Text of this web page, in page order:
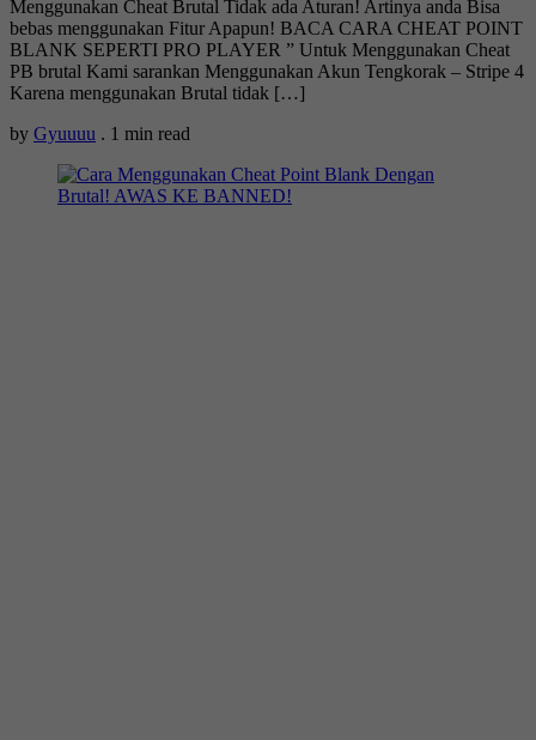
Menggunakan Cheat Brutal Tidak ada Aturan! Artinya anda Bisa
bebas menggunakan Fitur Apapun! BACA CARA CHEAT POINT
BLANK SEPERTI PRO PLAYER ” Untuk Menggunakan Cheat
PB brutal Kami sarankan Menggunakan Akun Tengkorak – Stripe 4
Karena menggunakan Brutal tidak […]
by Gyuuuu . 1 min read